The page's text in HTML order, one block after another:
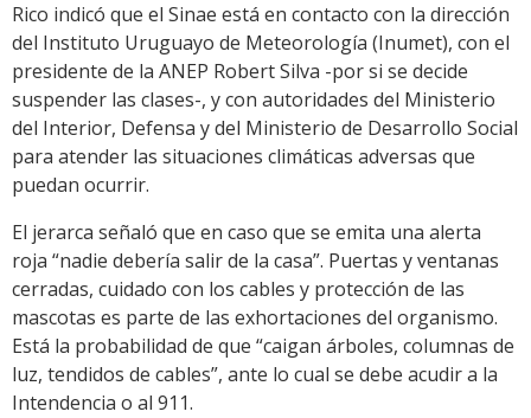
Rico indicó que el Sinae está en contacto con la dirección
del Instituto Uruguayo de Meteorología (Inumet), con el
presidente de la ANEP Robert Silva -por si se decide
suspender las clases-, y con autoridades del Ministerio
del Interior, Defensa y del Ministerio de Desarrollo Social
para atender las situaciones climáticas adversas que
puedan ocurrir.
El jerarca señaló que en caso que se emita una alerta
roja “nadie debería salir de la casa”. Puertas y ventanas
cerradas, cuidado con los cables y protección de las
mascotas es parte de las exhortaciones del organismo.
Está la probabilidad de que “caigan árboles, columnas de
luz, tendidos de cables”, ante lo cual se debe acudir a la
Intendencia o al 911.